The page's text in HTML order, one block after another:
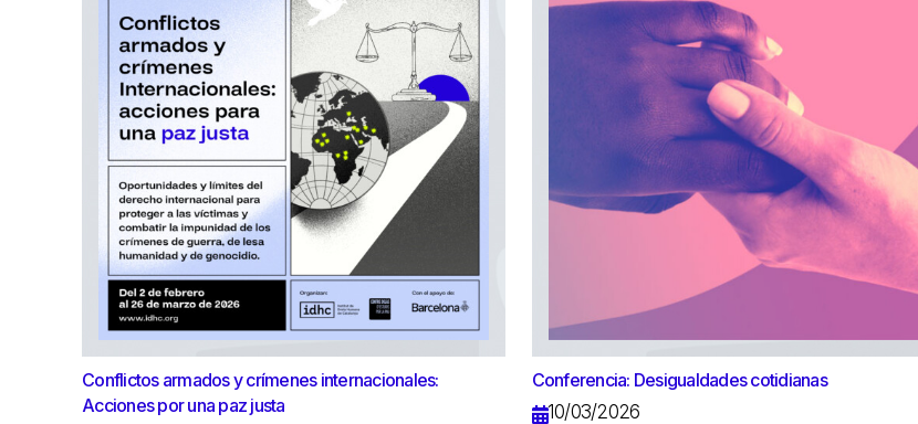
Conflictos armados y crímenes internacionales:
Acciones por una paz justa
Conferencia: Desigualdades cotidianas
10/03/2026